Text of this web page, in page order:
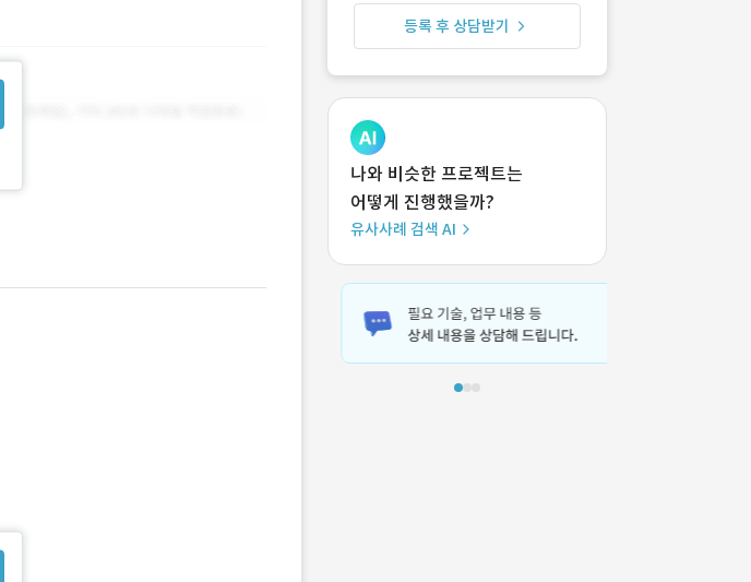
등록 후 상담받기
나와 비슷한 프로젝트는
어떻게 진행했을까?
유사사례 검색 AI